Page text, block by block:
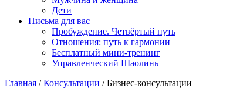
Дети
Письма для вас
Пробуждение. Четвёртый путь
Отношения: путь к гармонии
Бесплатный мини-тренинг
Управленческий Шаолинь
Главная /Консультации / Бизнес-консультации